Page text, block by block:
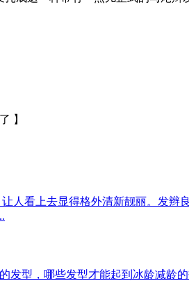
】
人看上去显得格外清新靓丽。发
发型，哪些发型才能起到冰龄减